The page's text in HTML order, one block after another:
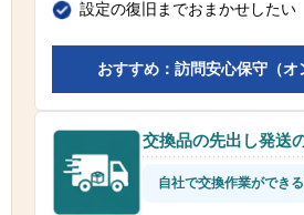
設定の復旧までおまかせしたい
おすすめ：訪問安心保守（オ
交換品の先出し発送
自社で交換作業ができ